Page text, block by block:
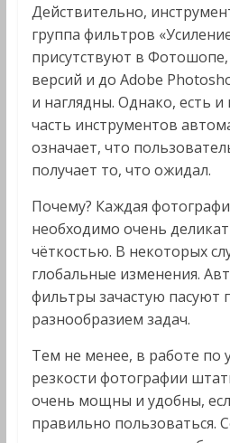
Действительно,
группа фильтров
присутствуют в
версий и до Adobe
и наглядны. Однако, есть
часть инструментов
означает, что
получает то, что ожидал.
Почему? Каждая
необходимо очень
чёткостью. В некоторых
глобальные изменения.
фильтры зачастую пасуют
разнообразием задач.
Тем не менее, в работе по
резкости фотографии
очень мощны и удобны,
правильно пользоваться.